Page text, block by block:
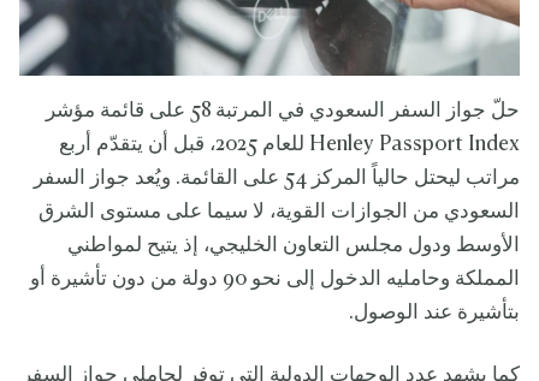
حلّ جواز السفر السعودي في المرتبة 58 على قائمة مؤشر
Henley Passport Index للعام 2025، قبل أن يتقدّم أربع
مراتب ليحتل حالياً المركز 54 على القائمة. ويُعد جواز السفر
السعودي من الجوازات القوية، لا سيما على مستوى الشرق
الأوسط ودول مجلس التعاون الخليجي، إذ يتيح لمواطني
المملكة وحامليه الدخول إلى نحو 90 دولة من دون تأشيرة أو
بتأشيرة عند الوصول.
كما يشهد عدد الوجهات الدولية التي توفر لحاملي جواز السفر